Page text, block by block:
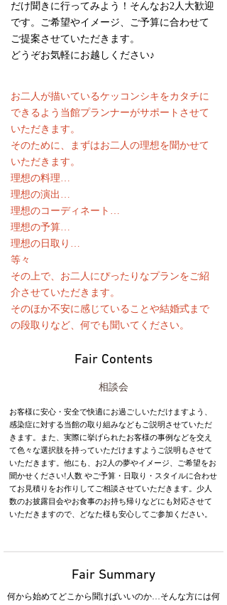
だけ聞きに行ってみよう！そんなお2人大歓迎
です。ご希望やイメージ、ご予算に合わせて
ご提案させていただきます。
どうぞお気軽にお越しください♪
お二人が描いているケッコンシキをカタチに
できるよう当館プランナーがサポートさせて
いただきます。
そのために、まずはお二人の理想を聞かせて
いただきます。
理想の料理…
理想の演出…
理想のコーディネート…
理想の予算…
理想の日取り…
等々
その上で、お二人にぴったりなプランをご紹
介させていただきます。
そのほか不安に感じていることや結婚式まで
の段取りなど、何でも聞いてください。
Fair Contents
相談会
お客様に安心・安全で快適にお過ごしいただけますよう、
感染症に対する当館の取り組みなどもご説明させていただ
きます。また、実際に挙げられたお客様の事例などを交え
て色々な選択肢を持っていただけますようご説明もさせて
いただきます。他にも、お2人の夢やイメージ、ご希望をお
聞かせください!人数 やご予算・日取り・スタイルに合わせ
てお見積りをお作りしてご相談させていただきます。少人
数のお披露目会やお食事のお持ち帰りなどにも対応させて
いただきますので、どなた様も安心してご参加ください。
Fair Summary
何から始めてどこから聞けばいいのか…そんな方には何